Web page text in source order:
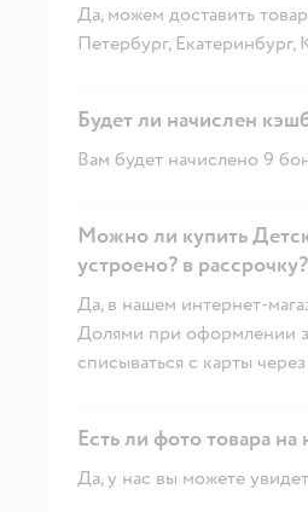
Да, можем доставить
Петербург,
Будет ли начислен
Вам будет начислено 9
Можно ли купить
устроено? в рассрочку?
Да, в нашем интернет-
Долями при оформлении
списываться с карты
Есть ли фото товара на
Да, у нас вы можете